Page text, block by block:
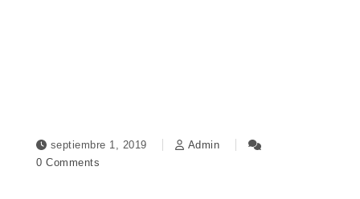
septiembre 1, 2019
Admin
0 Comments